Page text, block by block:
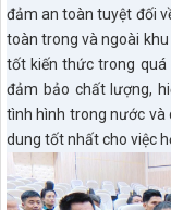
đảm an toàn tuyệt đối
toàn trong và ngoài
tốt kiến thức trong quá
đảm bảo chất lượng,
tình hình trong nước và
dung tốt nhất cho việc